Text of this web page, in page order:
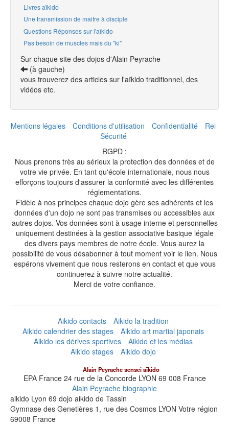
Livres aïkido
Une transmission de maitre à disciple
Questions Réponses sur l'aïkido
Pas besoin de muscles mais du "ki"
Sur chaque site des dojos d'Alain Peyrache
(à gauche)
vous trouverez des articles sur l'aïkido traditionnel, des
vidéos etc.
Mentions légales Conditions d'utilisation Confidentialité
Rei
Sécurité
RGPD :
Nous prenons très au sérieux la protection des données et de
votre vie privée. En tant qu'école internationale, nous nous
efforçons toujours d'assurer la conformité avec les différentes
réglementations.
Fidèle à nos principes chaque dojo gère ses adhérents et les
données d'un dojo ne sont pas transmises ou accessibles aux
autres dojos. Vos données sont à usage interne et personnelles
uniquement destinées à la gestion associative basique légale
des divers pays membres de notre école. Vous aurez la
possibilité de vous désabonner à tout moment voir le lien. Nous
espérons vivement que nous resterons en contact et que vous
continuerez à suivre notre actualité.
Merci de votre confiance.
Aikido contacts
Aikido la tradition
Aikido calendrier des stages
Aikido art martial japonais
Aikido les dérives sportives
Aikido et les médias
Aikido stages
Aikido dojo
Alain Peyrache sensei aïkido
EPA France 24 rue de la Concorde LYON 69 008 France
Alain Peyrache biographie
aikido Lyon 69 dojo aikido de Tassin
Gymnase des Genetières 1, rue des Cosmos LYON Votre région
69008 France